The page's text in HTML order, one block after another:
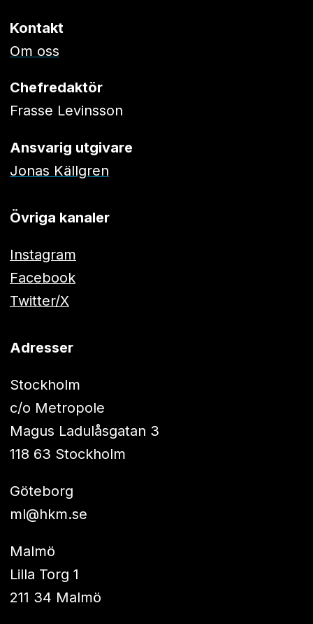
Kontakt
Om oss
Chefredaktör
Frasse Levinsson
Ansvarig utgivare
Jonas Källgren
Övriga kanaler
Instagram
Facebook
Twitter/X
Adresser
Stockholm
c/o Metropole
Magus Ladulåsgatan 3
118 63 Stockholm
Göteborg
ml@hkm.se
Malmö
Lilla Torg 1
211 34 Malmö